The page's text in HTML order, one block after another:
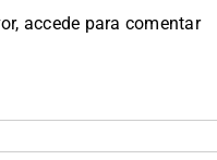
accede para comentar